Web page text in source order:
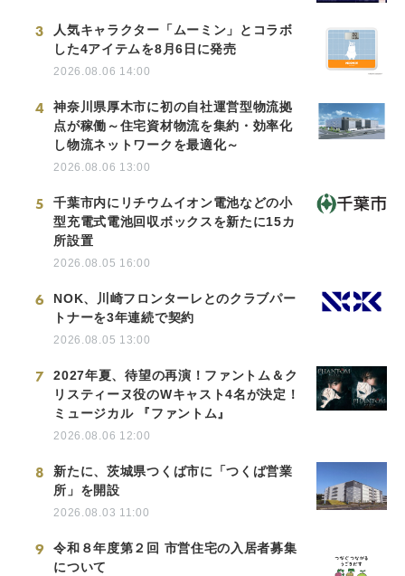
3
人気キャラクター「ムーミン」とコラボ
した4アイテムを8月6日に発売
2026.08.06 14:00
4
神奈川県厚木市に初の自社運営型物流拠
点が稼働～住宅資材物流を集約・効率化
し物流ネットワークを最適化～
2026.08.06 13:00
5
千葉市内にリチウムイオン電池などの小
型充電式電池回収ボックスを新たに15カ
所設置
2026.08.05 16:00
6
NOK、川崎フロンターレとのクラブパー
トナーを3年連続で契約
2026.08.05 13:00
7
2027年夏、待望の再演！ファントム＆ク
リスティーヌ役のWキャスト4名が決定！
ミュージカル 『ファントム』
2026.08.06 12:00
8
新たに、茨城県つくば市に「つくば営業
所」を開設
2026.08.03 11:00
9
令和８年度第２回 市営住宅の入居者募集
について